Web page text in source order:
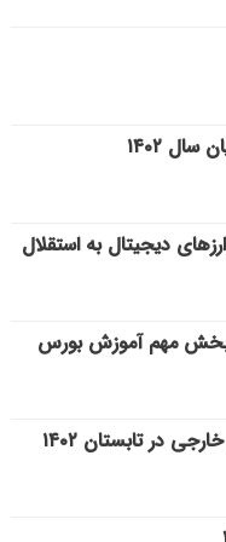
۱۴۰۲
دیجیتال به استقلال
بخش مهم آموزش بورس
در تابستان ۱۴۰۲